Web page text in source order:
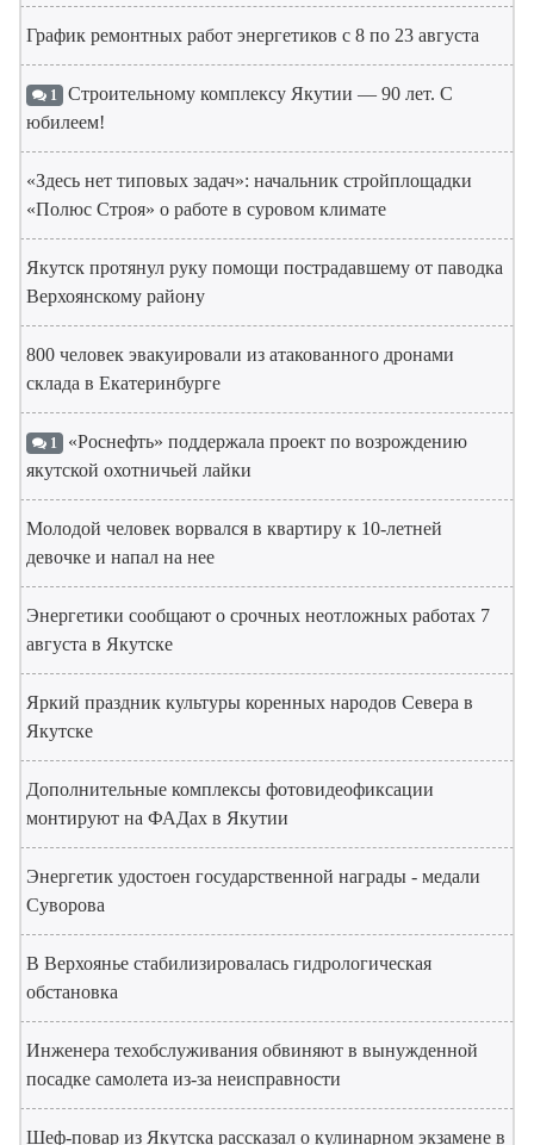
График ремонтных работ энергетиков с 8 по 23 августа
1 Строительному комплексу Якутии — 90 лет. С
юбилеем!
«Здесь нет типовых задач»: начальник стройплощадки
«Полюс Строя» о работе в суровом климате
Якутск протянул руку помощи пострадавшему от паводка
Верхоянскому району
800 человек эвакуировали из атакованного дронами
склада в Екатеринбурге
1 «Роснефть» поддержала проект по возрождению
якутской охотничьей лайки
Молодой человек ворвался в квартиру к 10-летней
девочке и напал на нее
Энергетики сообщают о срочных неотложных работах 7
августа в Якутске
Яркий праздник культуры коренных народов Севера в
Якутске
Дополнительные комплексы фотовидеофиксации
монтируют на ФАДах в Якутии
Энергетик удостоен государственной награды - медали
Суворова
В Верхоянье стабилизировалась гидрологическая
обстановка
Инженера техобслуживания обвиняют в вынужденной
посадке самолета из-за неисправности
Шеф-повар из Якутска рассказал о кулинарном экзамене в